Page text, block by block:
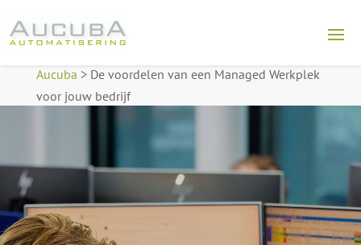
Aucuba > De voordelen van een Managed Werkplek
voor jouw bedrijf